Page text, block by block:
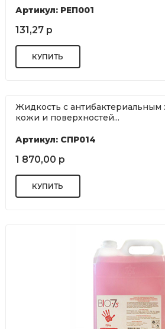
Артикул: РЕП001
131,27 р
Жидкость с антибактериальным
кожи и поверхностей...
Артикул: СПР014
1 870,00 р